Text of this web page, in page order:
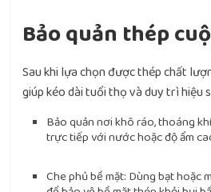
Bảo quản thép
Sau khi lựa chọn được thép chất
giúp kéo dài tuổi thọ và duy trì hiệu
Bảo quản nơi khô ráo, thoáng
trực tiếp với nước hoặc độ ẩm
Che phủ bề mặt: Dùng bạt hoặc